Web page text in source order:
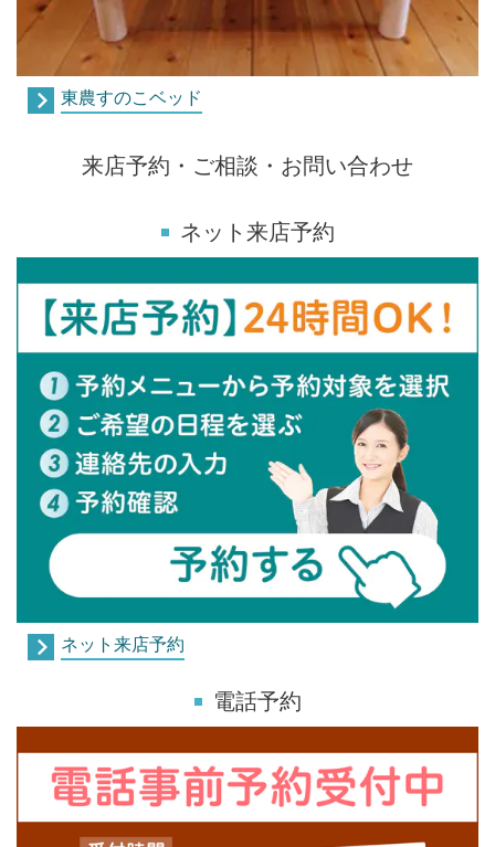
東農すのこベッド
来店予約・ご相談・お問い合わせ
ネット来店予約
ネット来店予約
電話予約